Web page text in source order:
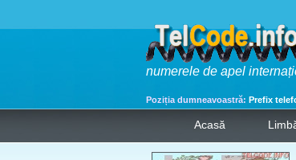
numerele de apel
Poziția dumneavoastră: Prefix
Acasă